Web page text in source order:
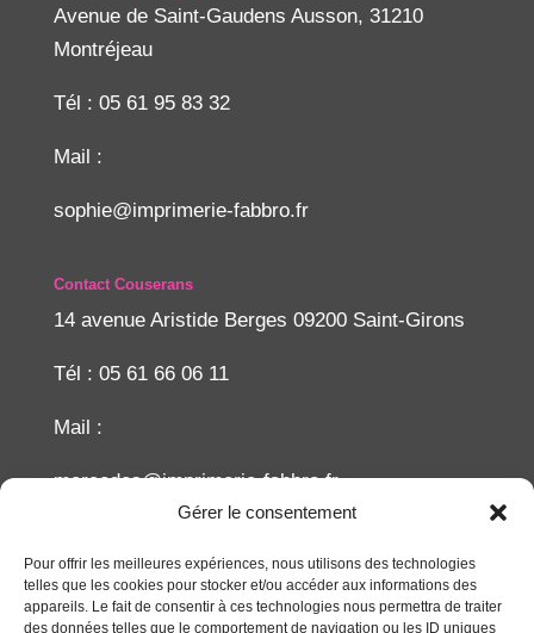
Gérer le consentement
Pour offrir les meilleures expériences, nous utilisons des technologies
telles que les cookies pour stocker et/ou accéder aux informations des
appareils. Le fait de consentir à ces technologies nous permettra de traiter
des données telles que le comportement de navigation ou les ID uniques
Avenue de Saint-Gaudens Ausson, 31210
Montréjeau
Tél : 05 61 95 83 32
Mail :
sophie@imprimerie-fabbro.fr
Contact Couserans
14 avenue Aristide Berges 09200 Saint-Girons
Tél : 05 61 66 06 11
Mail :
mercedes@imprimerie-fabbro.fr
Recherche